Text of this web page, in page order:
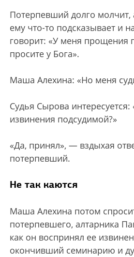
Потерпевший долго молчит,
ему что-то подсказывает и
говорит: «У меня прощения
просите у Бога».
Маша Алехина: «Но меня
Судья Сырова
извинения подсудимой?»
«Да, принял», — вздыхая
потерпевший.
Не так каются
Маша Алехина потом
потерпевшего, алтарника
как он воспринял ее
окончивший семинарию и